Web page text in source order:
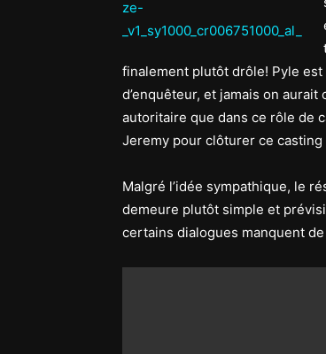
finalement plutôt drôle! Pyle
d’enquêteur, et jamais on
autoritaire que dans ce rôle de
Jeremy pour clôturer ce casting
Malgré l’idée sympathique, le
demeure plutôt simple et
certains dialogues manquent